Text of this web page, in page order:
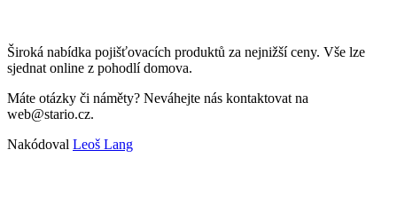
Široká nabídka pojišťovacích produktů za nejnižší ceny. Vše lze
sjednat online z pohodlí domova.
Máte otázky či náměty? Neváhejte nás kontaktovat na
web@stario.cz.
Nakódoval Leoš Lang